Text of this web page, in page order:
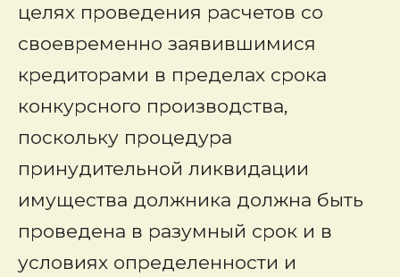
целях проведения расчетов со
своевременно заявившимися
кредиторами в пределах срока
конкурсного производства,
поскольку процедура
принудительной ликвидации
имущества должника должна быть
проведена в разумный срок и в
условиях определенности и